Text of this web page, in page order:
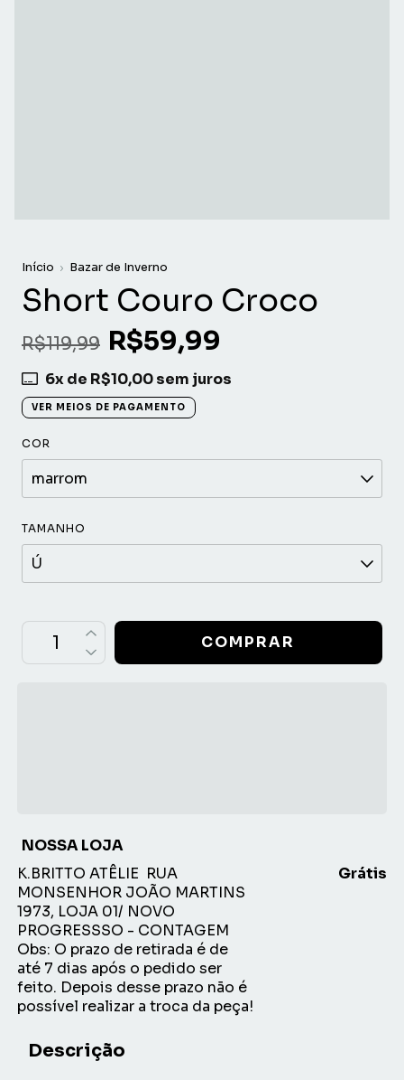
Início Bazar de Inverno
Short Couro Croco
R$119,99 R$59,99
6x de R$10,00sem juros
VER MEIOS DE PAGAMENTO
COR
TAMANHO
NOSSA LOJA
K.BRITTO ATÊLIE RUA
MONSENHOR JOÃO MARTINS
1973, LOJA 01/ NOVO
PROGRESSSO - CONTAGEM
Obs: O prazo de retirada é de
até 7 dias após o pedido ser
feito. Depois desse prazo não é
possível realizar a troca da peça!
Grátis
Descrição